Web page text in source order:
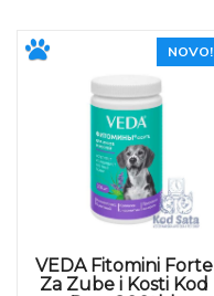
NOVO!
VEDA Fitomini Forte
Za Zube i Kosti Kod